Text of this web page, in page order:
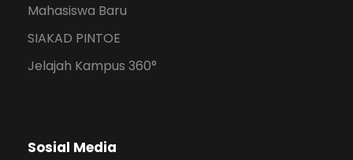
Mahasiswa Baru
SIAKAD PINTOE
Jelajah Kampus 360°
Sosial Media